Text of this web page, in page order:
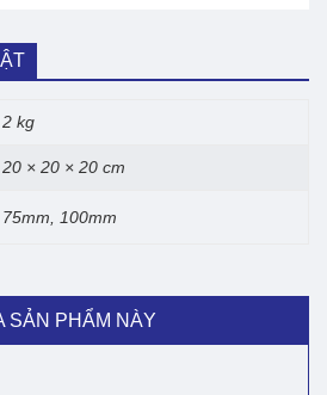
2 kg
20 × 20 × 20 cm
75mm, 100mm
SẢN PHẨM NÀY